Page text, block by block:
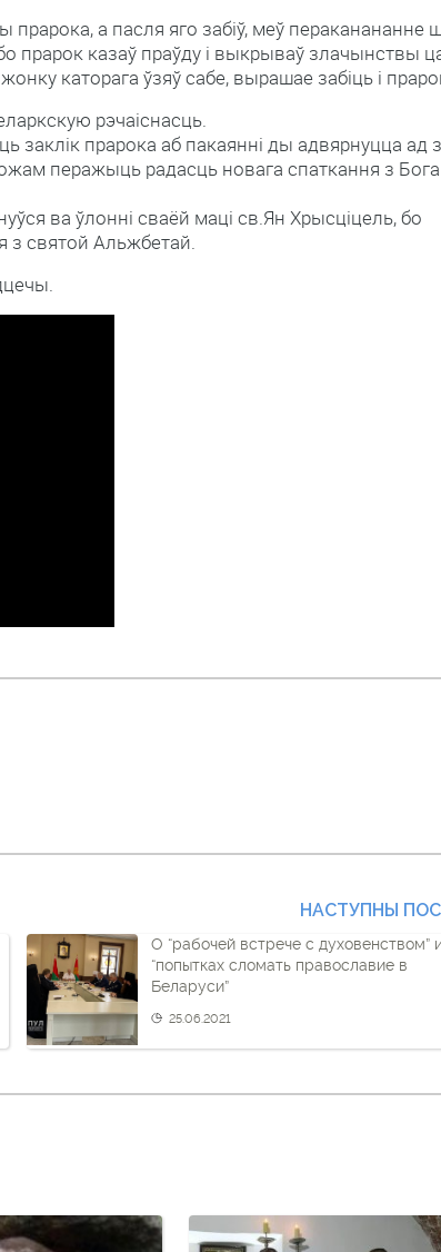
прарока, а пасля яго забіў, меў пераканананне
прарок казаў праўду і выкрываў злачынствы
каторага ўзяў сабе, вырашае забіць і
рэчаіснасць.
прарока аб пакаянні ды адвярнуцца ад
перажыць радасць новага спаткання з
ва ўлонні сваёй маці св.Ян Хрысціцель, бо
з святой Альжбетай.
НАСТУПНЫ
О “рабочей встрече с духовенством”
“попытках сломать православие в
Беларуси”
25.06.2021